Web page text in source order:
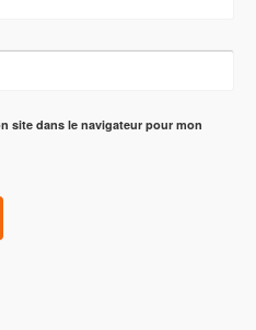
site dans le navigateur pour mon